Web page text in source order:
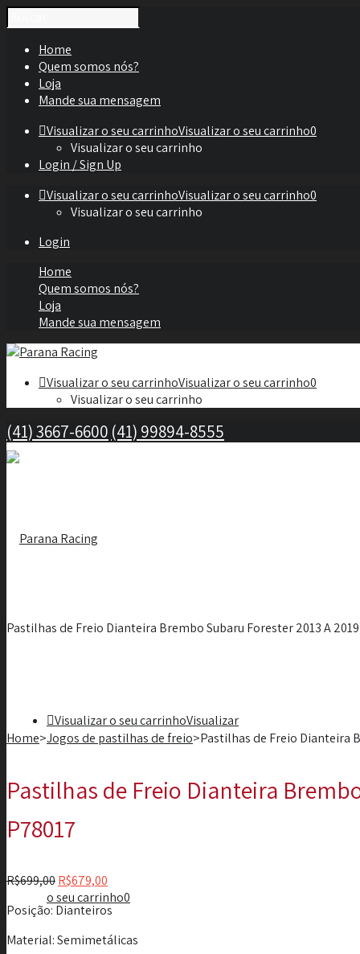
Home
Quem somos nós?
Loja
Mande sua mensagem
Visualizar o seu carrinhoVisualizar o seu carrinho0
Visualizar o seu carrinho
Login / Sign Up
Visualizar o seu carrinhoVisualizar o seu carrinho0
Visualizar o seu carrinho
Login
Home
Quem somos nós?
Loja
Mande sua mensagem
Visualizar o seu carrinhoVisualizar o seu carrinho0
Visualizar o seu carrinho
(41) 3667-6600 (41) 99894-8555
Visualizar o seu carrinhoVisualizar
o seu carrinho0
Pastilhas de Freio Dianteira Brembo Subaru Forester 2013 A
Home>Jogos de pastilhas de freio>Pastilhas de Freio Dianteira
Pastilhas de Freio Dianteira
P78017
R$699,00R$679,00
Posição: Dianteiros
Material: Semimetálicas